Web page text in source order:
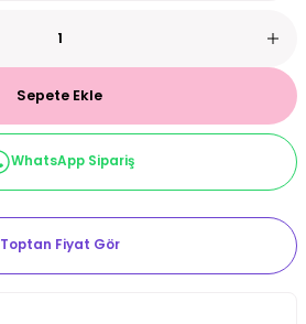
Sepete Ekle
WhatsApp Sipariş
Toptan Fiyat Gör